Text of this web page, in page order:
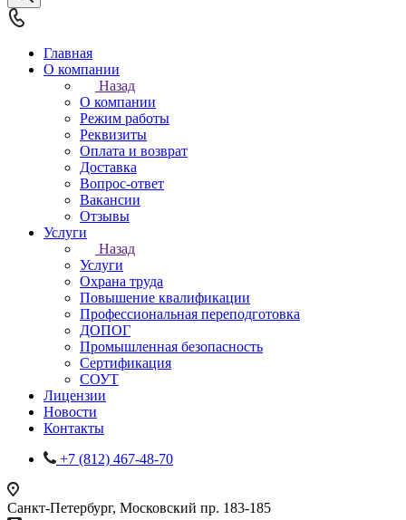
Главная
О компании
Назад
О компании
Режим работы
Реквизиты
Оплата и возврат
Доставка
Вопрос-ответ
Вакансии
Отзывы
Услуги
Назад
Услуги
Охрана труда
Повышение квалификации
Профессиональная переподготовка
ДОПОГ
Промышленная безопасность
Сертификация
СОУТ
Лицензии
Новости
Контакты
+7 (812) 467-48-70
Санкт-Петербург, Московский пр. 183-185